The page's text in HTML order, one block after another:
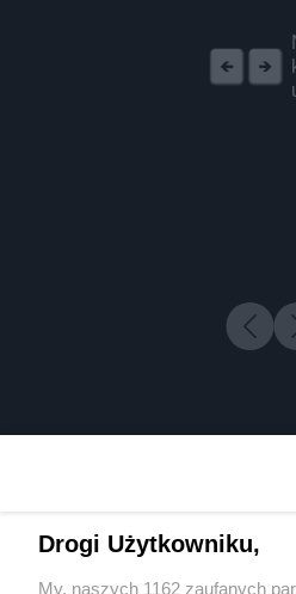
Drogi Użytkowniku,
My, naszych 1162 zaufanych